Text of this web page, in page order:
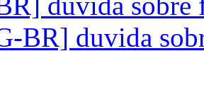
BR] duvida